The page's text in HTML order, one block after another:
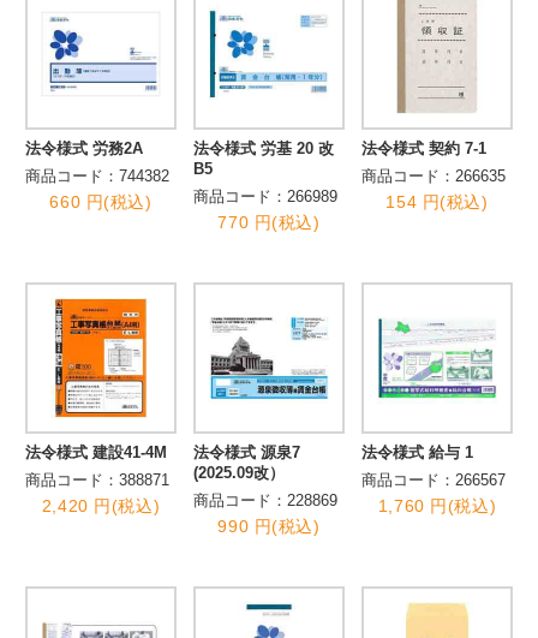
法令様式 労務2A
商品コード：744382
660 円(税込)
法令様式 労基 20 改
B5
商品コード：266989
770 円(税込)
法令様式 契約 7-1
商品コード：266635
154 円(税込)
法令様式 建設41-4M
商品コード：388871
2,420 円(税込)
法令様式 源泉7
(2025.09改）
商品コード：228869
990 円(税込)
法令様式 給与 1
商品コード：266567
1,760 円(税込)